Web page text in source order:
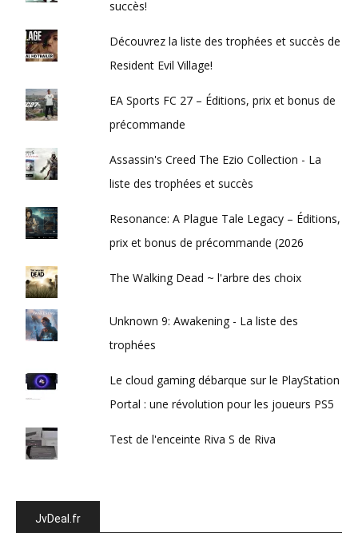
succès!
Découvrez la liste des trophées et succès de
Resident Evil Village!
EA Sports FC 27 – Éditions, prix et bonus de
précommande
Assassin's Creed The Ezio Collection - La
liste des trophées et succès
Resonance: A Plague Tale Legacy – Éditions,
prix et bonus de précommande (2026
The Walking Dead ~ l'arbre des choix
Unknown 9: Awakening - La liste des
trophées
Le cloud gaming débarque sur le PlayStation
Portal : une révolution pour les joueurs PS5
Test de l'enceinte Riva S de Riva
JvDeal.fr